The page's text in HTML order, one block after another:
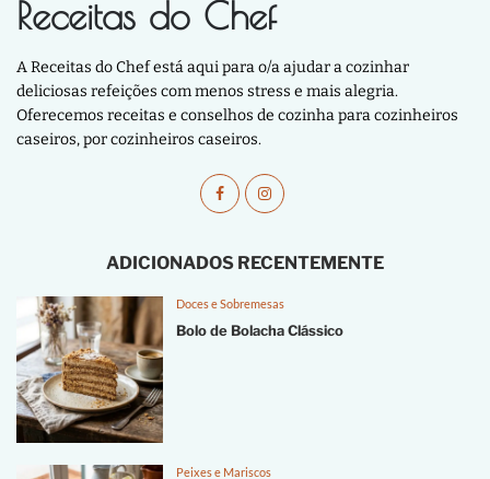
Receitas do Chef
A Receitas do Chef está aqui para o/a ajudar a cozinhar
deliciosas refeições com menos stress e mais alegria.
Oferecemos receitas e conselhos de cozinha para cozinheiros
caseiros, por cozinheiros caseiros.
ADICIONADOS RECENTEMENTE
Doces e Sobremesas
Bolo de Bolacha Clássico
Peixes e Mariscos